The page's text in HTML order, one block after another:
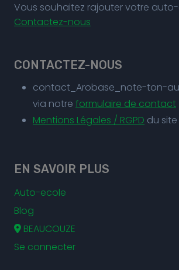
Vous souhaitez rajouter votre
Contactez-nous
CONTACTEZ-NOUS
contact_Arobase_note-ton-
via notre formulaire de contact
Mentions Légales / RGPD du site
EN SAVOIR PLUS
Auto-ecole
Blog
BEAUCOUZE
Se connecter